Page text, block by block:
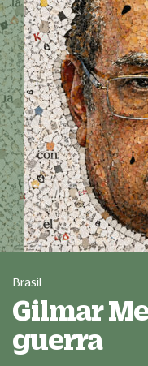
Brasil
Gilmar
guerra